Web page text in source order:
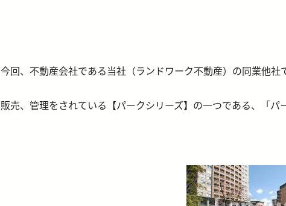
今回、不動産会社である当社（ランドワーク不動産）の同業他
販売、管理をされている【パークシリーズ】の一つである、「パ